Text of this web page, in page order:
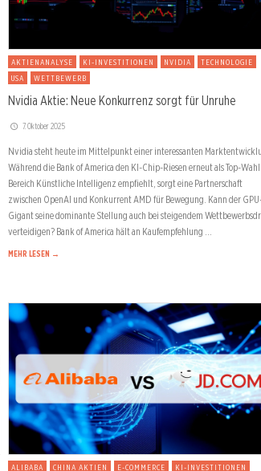
AKTIENANALYSE KI-INVESTITIONEN NVIDIA
TECHNOLOGIE
USA
WETTBEWERB
Nvidia Aktie: Neue Konkurrenz sorgt für Unruhe
7. Oktober 2025
Nvidia steht heute im Mittelpunkt einer interessanten
Während die Bank of America den KI-Chip-Riesen erneut als Top-
Bereich Künstliche Intelligenz empfiehlt, sorgt eine Partnerschaft
zwischen OpenAI und Konkurrent AMD für Bewegung. Kann der
Gigant seine dominante Stellung auch bei steigendem
verteidigen? Bank of America hält an Kaufempfehlung …
MEHR LESEN →
ALIBABA CHINA AKTIEN E-COMMERCE
KI-INVESTITIONEN